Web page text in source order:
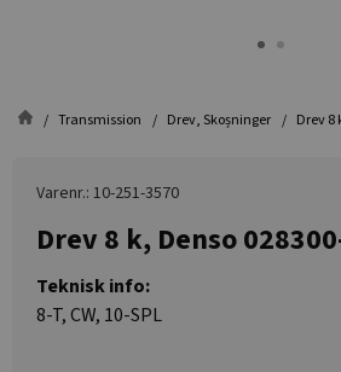
Transmission Drev, Skoșninger Drev 8
Varenr.: 10-251-3570
Drev 8 k, Denso
Teknisk info:
8-T, CW, 10-SPL